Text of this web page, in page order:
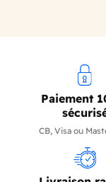
Paiement
CB, Visa ou